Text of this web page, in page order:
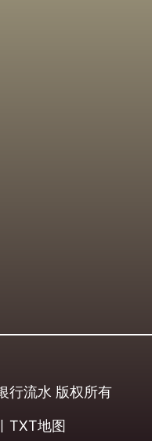
行流水 版权所有
TXT地图